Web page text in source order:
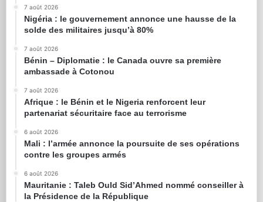
7 août 2026
Nigéria : le gouvernement annonce une hausse de la
solde des militaires jusqu’à 80%
7 août 2026
Bénin – Diplomatie : le Canada ouvre sa première
ambassade à Cotonou
7 août 2026
Afrique : le Bénin et le Nigeria renforcent leur
partenariat sécuritaire face au terrorisme
6 août 2026
Mali : l’armée annonce la poursuite de ses opérations
contre les groupes armés
6 août 2026
Mauritanie : Taleb Ould Sid’Ahmed nommé conseiller à
la Présidence de la République